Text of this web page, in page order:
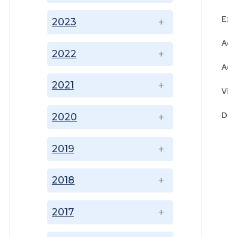
2017
2018
2019
2020
2021
2022
2023